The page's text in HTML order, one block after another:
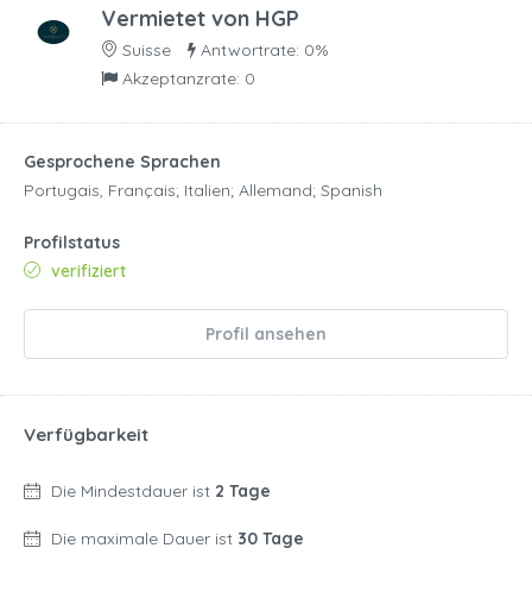
Vermietet von HGP
Suisse
Antwortrate: 0%
Akzeptanzrate: 0
Gesprochene Sprachen
Portugais, Français; Italien; Allemand; Spanish
Profilstatus
verifiziert
Profil ansehen
Verfügbarkeit
Die Mindestdauer ist 2 Tage
Die maximale Dauer ist 30 Tage